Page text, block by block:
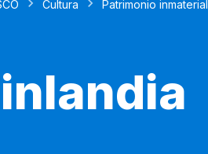
Cultura Patrimonio inmaterial